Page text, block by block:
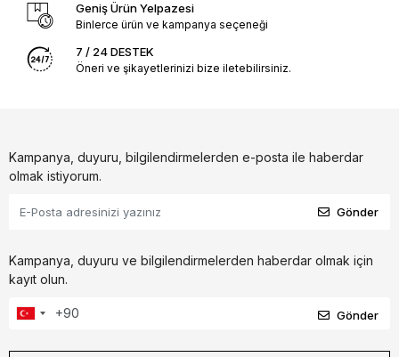
Geniş Ürün Yelpazesi
Binlerce ürün ve kampanya seçeneği
7 / 24 DESTEK
Öneri ve şikayetlerinizi bize iletebilirsiniz.
Kampanya, duyuru, bilgilendirmelerden e-posta ile haberdar
olmak istiyorum.
Gönder
Kampanya, duyuru ve bilgilendirmelerden haberdar olmak için
kayıt olun.
Gönder